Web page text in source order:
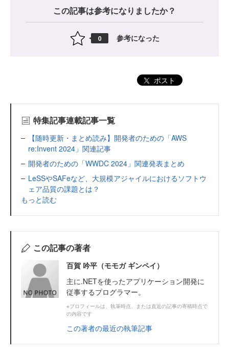
この記事は参考になりましたか？
0 参考になった
ポスト
特集記事連載記事一覧
【随時更新・まとめ読み】開発者のための「AWS
re:Invent 2024」関連記事
開発者のための「WWDC 2024」関連発表まとめ
LeSSやSAFeなど、大規模アジャイルにおけるソフトウ
ェア品質の課題とは？
もっと読む
この記事の著者
百賀 吟平（モモガ ギンペイ）
主に.NETを使ったアプリケーション開発に
従事するプログラマー。
※プロフィールは、執筆時点、または直近の記事の寄稿時点で
の内容です
この著者の最近の執筆記事